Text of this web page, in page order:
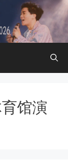
馆演